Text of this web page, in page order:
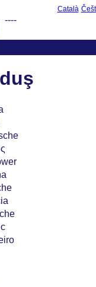
Català
----